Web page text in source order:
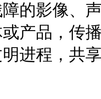
的影像、
产品，传
进程，共